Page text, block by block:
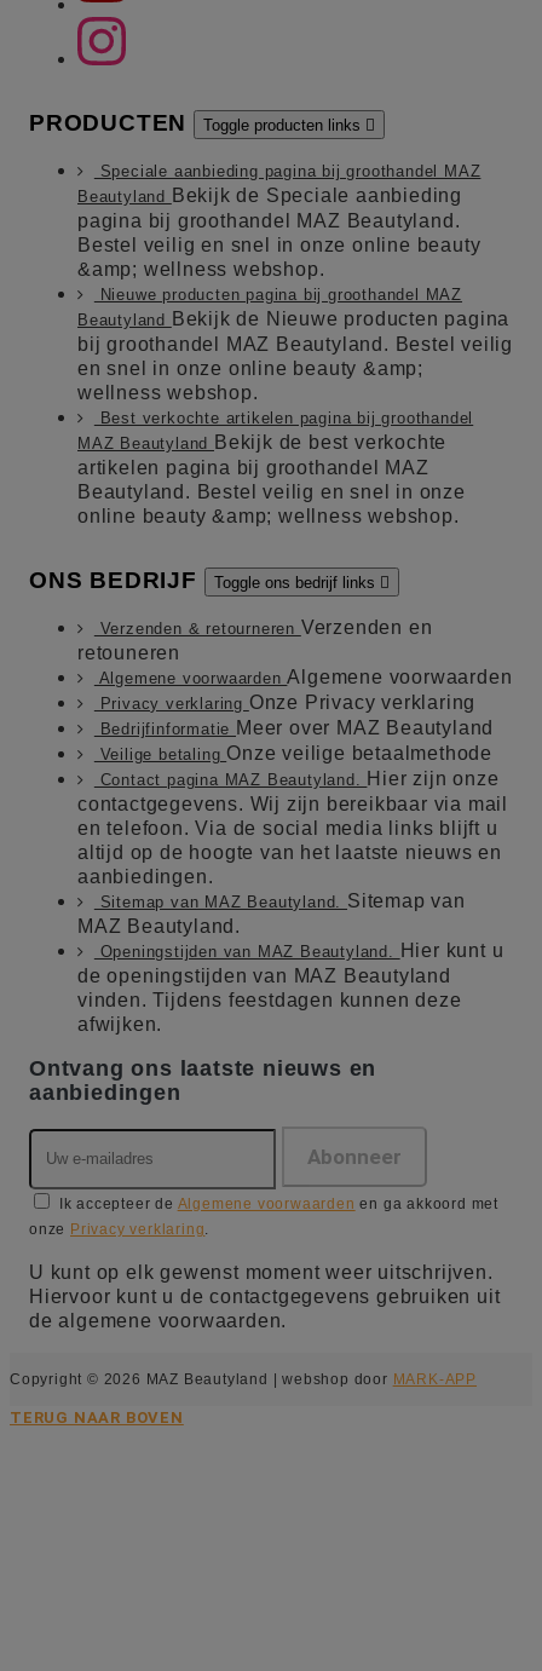
PRODUCTEN Toggle producten links 
Speciale aanbieding pagina bij groothandel MAZ
Beautyland
Bekijk de Speciale aanbieding
pagina bij groothandel MAZ Beautyland.
Bestel veilig en snel in onze online beauty
&amp; wellness webshop.
Nieuwe producten pagina bij groothandel MAZ
Beautyland
Bekijk de Nieuwe producten pagina
bij groothandel MAZ Beautyland. Bestel veilig
en snel in onze online beauty &amp;
wellness webshop.
Best verkochte artikelen pagina bij groothandel
MAZ Beautyland
Bekijk de best verkochte
artikelen pagina bij groothandel MAZ
Beautyland. Bestel veilig en snel in onze
online beauty &amp; wellness webshop.
ONS BEDRIJF Toggle ons bedrijf links 
Verzenden & retourneren Verzenden en
retouneren
Algemene voorwaardenAlgemene voorwaarden
Privacy verklaring Onze Privacy verklaring
Bedrijfinformatie Meer over MAZ Beautyland
Veilige betaling Onze veilige betaalmethode
Contact pagina MAZ Beautyland. Hier zijn onze
contactgegevens. Wij zijn bereikbaar via mail
en telefoon. Via de social media links blijft u
altijd op de hoogte van het laatste nieuws en
aanbiedingen.
Sitemap van MAZ Beautyland. Sitemap van
MAZ Beautyland.
Openingstijden van MAZ Beautyland.
Hier kunt u
de openingstijden van MAZ Beautyland
vinden. Tijdens feestdagen kunnen deze
afwijken.
Ontvang ons laatste nieuws en
aanbiedingen
Ik accepteer de Algemene voorwaarden en ga akkoord met
onze Privacy verklaring
U kunt op elk gewenst moment weer uitschrijven.
Hiervoor kunt u de contactgegevens gebruiken uit
de algemene voorwaarden.
Copyright © 2026 MAZ Beautyland | webshop door MARK-APP
TERUG NAAR BOVEN